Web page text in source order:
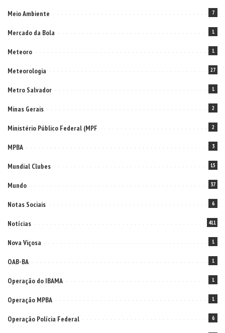
Meio Ambiente 7
Mercado da Bola 1
Meteoro 1
Meteorologia 27
Metro Salvador 1
Minas Gerais 2
Ministério Público Federal (MPF 2
MPBA 3
Mundial Clubes 15
Mundo 37
Notas Sociais 6
Notícias 411
Nova Viçosa 1
OAB-BA 1
Operação do IBAMA 1
Operação MPBA 1
Operação Polícia Federal 6